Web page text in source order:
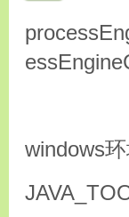
windows环